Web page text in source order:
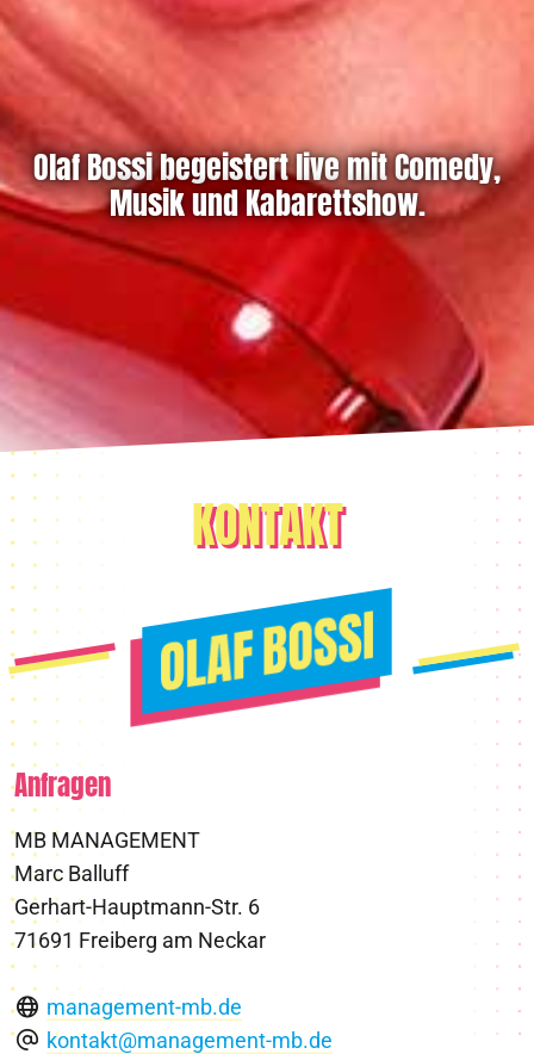
Olaf Bossi begeistert live mit Comedy,
Musik und Kabarettshow.
KONTAKT
Anfragen
MB MANAGEMENT
Marc Balluff
Gerhart-Hauptmann-Str. 6
71691 Freiberg am Neckar
management-mb.de
kontakt@management-mb.de